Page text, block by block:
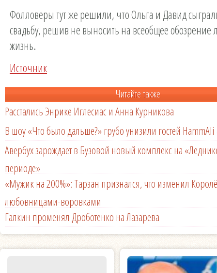
Фолловеры тут же решили, что Ольга и Давид
свадьбу, решив не выносить на всеобщее
жизнь.
Источник
Читайте также
Расстались Энрике Иглесиас и Анна Курникова
В шоу «Что было дальше?» грубо унизили гостей HammAli
Авербух зарождает в Бузовой новый комплекс на
периоде»
«Мужик на 200%»: Тарзан признался, что изменил
любовницами-воровками
Галкин променял Дроботенко на Лазарева